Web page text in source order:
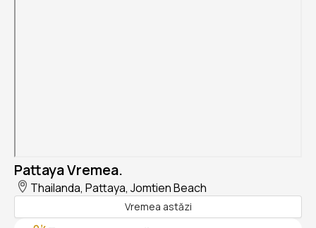
Pattaya Vremea.
Thailanda, Pattaya, Jomtien Beach
Vremea astăzi